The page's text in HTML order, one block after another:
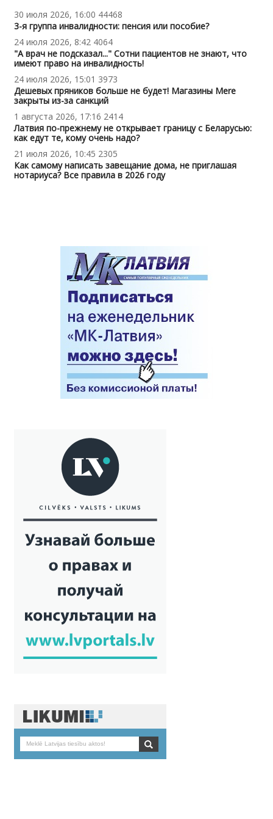
30 июля 2026, 16:00 44468
3-я группа инвалидности: пенсия или пособие?
24 июля 2026, 8:42 4064
"А врач не подсказал..." Сотни пациентов не знают, что
имеют право на инвалидность!
24 июля 2026, 15:01 3973
Дешевых пряников больше не будет! Магазины Mere
закрыты из-за санкций
1 августа 2026, 17:16 2414
Латвия по-прежнему не открывает границу с Беларусью:
как едут те, кому очень надо?
21 июля 2026, 10:45 2305
Как самому написать завещание дома, не приглашая
нотариуса? Все правила в 2026 году